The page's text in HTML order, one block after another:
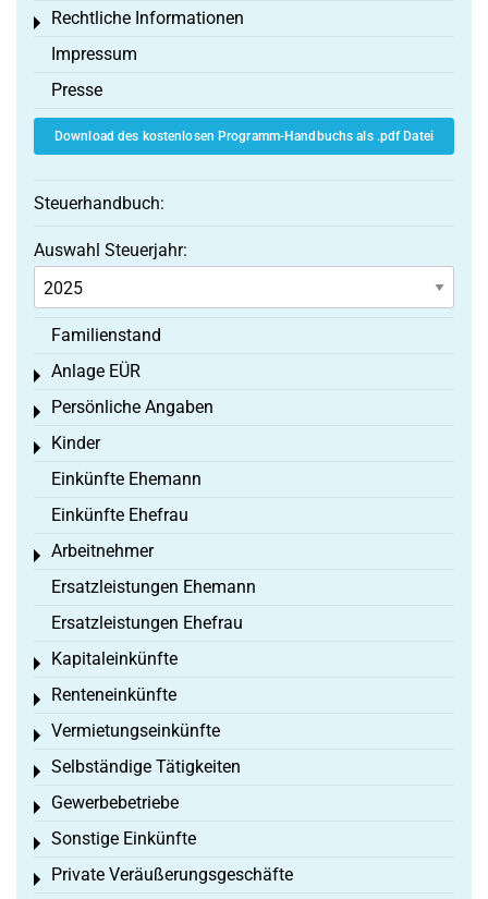
Rechtliche Informationen
Toggle menu
Impressum
Presse
Download des kostenlosen Programm-Handbuchs als .pdf Datei
Steuerhandbuch:
Auswahl Steuerjahr:
Familienstand
Anlage EÜR
Toggle menu
Persönliche Angaben
Toggle menu
Kinder
Toggle menu
Einkünfte Ehemann
Einkünfte Ehefrau
Arbeitnehmer
Toggle menu
Ersatzleistungen Ehemann
Ersatzleistungen Ehefrau
Kapitaleinkünfte
Toggle menu
Renteneinkünfte
Toggle menu
Vermietungseinkünfte
Toggle menu
Selbständige Tätigkeiten
Toggle menu
Gewerbebetriebe
Toggle menu
Sonstige Einkünfte
Toggle menu
Private Veräußerungsgeschäfte
Toggle menu